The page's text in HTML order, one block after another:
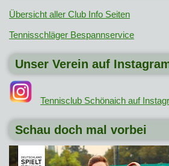
Übersicht aller Club Info Seiten
Tennisschläger Bespannservice
Unser Verein auf
Tennisclub Schönaich auf
Schau doch mal vorbei